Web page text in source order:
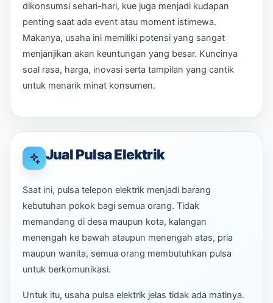
dikonsumsi sehari-hari, kue juga menjadi kudapan
penting saat ada event atau moment istimewa.
Makanya, usaha ini memiliki potensi yang sangat
menjanjikan akan keuntungan yang besar. Kuncinya
soal rasa, harga, inovasi serta tampilan yang cantik
untuk menarik minat konsumen.
Jual Pulsa Elektrik
Saat ini, pulsa telepon elektrik menjadi barang
kebutuhan pokok bagi semua orang. Tidak
memandang di desa maupun kota, kalangan
menengah ke bawah ataupun menengah atas, pria
maupun wanita, semua orang membutuhkan pulsa
untuk berkomunikasi.
Untuk itu, usaha pulsa elektrik jelas tidak ada matinya.